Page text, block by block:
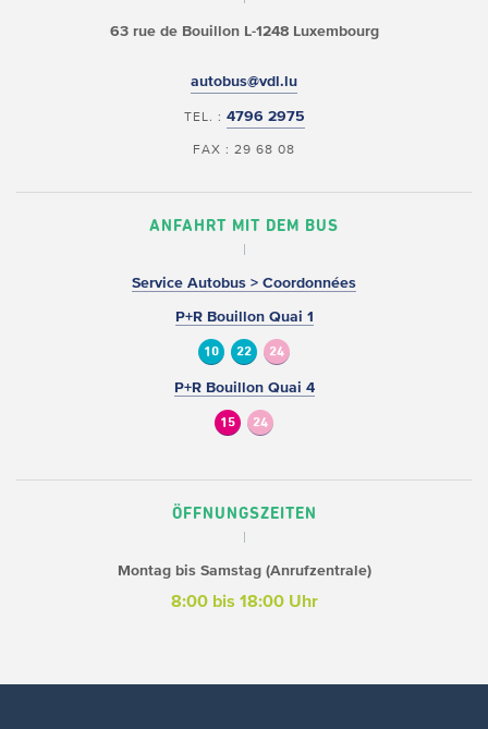
63 rue de BouillonL-1248 Luxembourg
autobus@vdl.lu
TEL. : 4796 2975
FAX : 29 68 08
ANFAHRT MIT DEM BUS
Service Autobus > Coordonnées
P+R Bouillon Quai 1
10 22 24
P+R Bouillon Quai 4
15 24
ÖFFNUNGSZEITEN
Montag bis Samstag (Anrufzentrale)
8:00 bis 18:00 Uhr